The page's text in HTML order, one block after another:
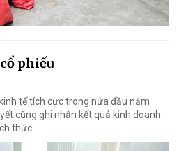
phiếu
tế tích cực trong nửa đầu năm
cũng ghi nhận kết quả kinh doanh
thức.